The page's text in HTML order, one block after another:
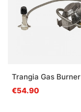
Trangia Gas Burner
€54.90